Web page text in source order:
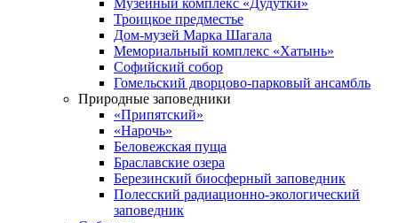
Музейный комплекс «Дудутки»
Троицкое предместье
Дом-музей Марка Шагала
Мемориальный комплекс «Хатынь»
Софийский собор
Гомельский дворцово-парковый ансамбль
Природные заповедники
«Припятский»
«Нарочь»
Беловежская пуща
Браславские озера
Березинский биосферный заповедник
Полесский радиационно-экологический
заповедник